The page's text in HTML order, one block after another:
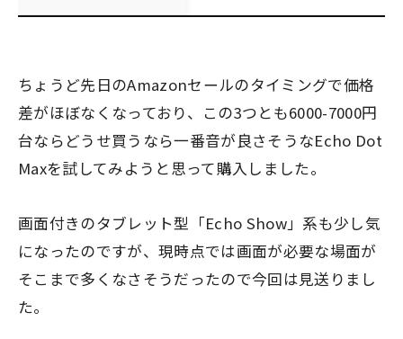
ちょうど先日のAmazonセールのタイミングで価格
差がほぼなくなっており、この3つとも6000-7000円
台ならどうせ買うなら一番音が良さそうなEcho Dot
Maxを試してみようと思って購入しました。
画面付きのタブレット型「Echo Show」系も少し気
になったのですが、現時点では画面が必要な場面が
そこまで多くなさそうだったので今回は見送りまし
た。